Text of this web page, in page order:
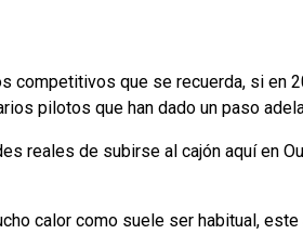
competitivos que se recuerda, si
pilotos que han dado un paso
reales de subirse al cajón aquí en
calor como suele ser habitual,